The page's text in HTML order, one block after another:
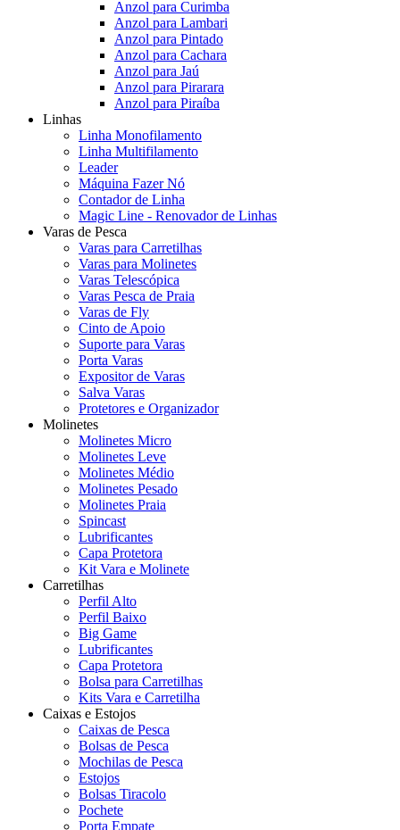
Anzol para Curimba
Anzol para Lambari
Anzol para Pintado
Anzol para Cachara
Anzol para Jaú
Anzol para Pirarara
Anzol para Piraíba
Linhas
Linha Monofilamento
Linha Multifilamento
Leader
Máquina Fazer Nó
Contador de Linha
Magic Line - Renovador de Linhas
Varas de Pesca
Varas para Carretilhas
Varas para Molinetes
Varas Telescópica
Varas Pesca de Praia
Varas de Fly
Cinto de Apoio
Suporte para Varas
Porta Varas
Expositor de Varas
Salva Varas
Protetores e Organizador
Molinetes
Molinetes Micro
Molinetes Leve
Molinetes Médio
Molinetes Pesado
Molinetes Praia
Spincast
Lubrificantes
Capa Protetora
Kit Vara e Molinete
Carretilhas
Perfil Alto
Perfil Baixo
Big Game
Lubrificantes
Capa Protetora
Bolsa para Carretilhas
Kits Vara e Carretilha
Caixas e Estojos
Caixas de Pesca
Bolsas de Pesca
Mochilas de Pesca
Estojos
Bolsas Tiracolo
Pochete
Porta Empate